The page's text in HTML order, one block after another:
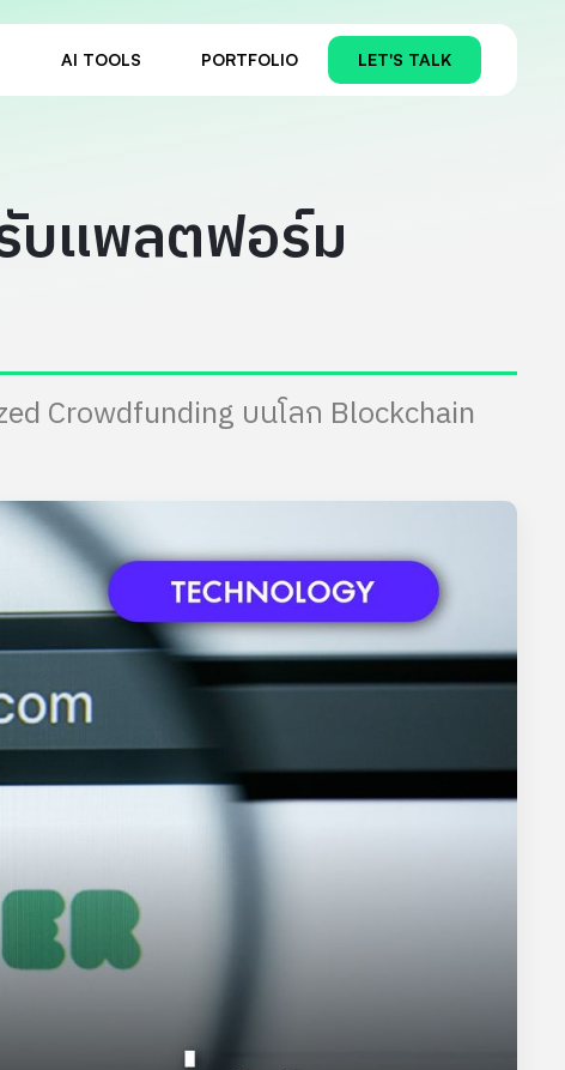
AI TOOLS PORTFOLIO LET'S TALK
บแพลตฟอร์ม
Crowdfunding บนโลก Blockchain